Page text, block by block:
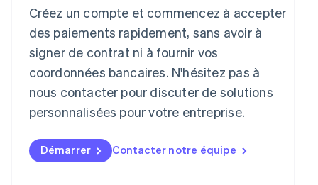
Créez un compte et commencez à accepter
des paiements rapidement, sans avoir à
signer de contrat ni à fournir vos
coordonnées bancaires. N'hésitez pas à
nous contacter pour discuter de solutions
personnalisées pour votre entreprise.
Démarrer Contacter notre équipe
Lettonie
Liechtenstein
Deutsch English
Lituanie
Luxembourg
FrançaisDeutsch English
English简体中文
Malte